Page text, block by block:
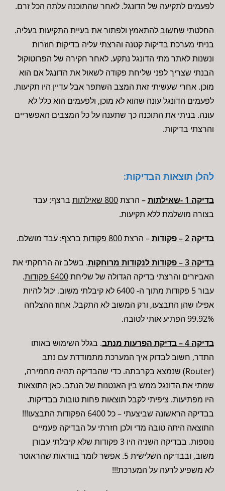
לפעמים לתקיעה של הדונגל. לאחר שהתוכנה עלתה הכל זרם.
החלטתי שחשוב להתאמץ ולפתור את בעיית התקיעות בעליה.
בניתי מערכת בדיקות קטנה והרצתי עליה בדיקות חוזרות
ונשנות לאתר מתי הדונגל נתקע. לאחר חקירה של הפרוטוקול
הבנתי שצריך לפני שליחת פקודה לשאול את הדונגל אם הוא
מוכן. אחרי שעשיתי זאת המצב השתפר אבל עדיין היו תקיעות.
לפעמים הדונגל עונה שהוא לא מוכן, ולפעמים הוא כלל לא
עונה. בניתי את התוכנה כך שתענה על כל המצבים האפשריים
והרצתי בדיקות.
להלן תוצאות הבדיקות:
בדיקה 1 -שאילתות – הרצת800 שאילתות
ברצף: עבד
בצורה מושלמת ללא תקיעות.
בדיקה 2 – פקודות – הרצת800 פקודות ברצף: עבד מושלם.
בדיקה 3 – פקודות לנקודות מרוחקות
. בשלב זה הרחקתי את
האביזרים והרצתי בדיקה הגדולה של שליחת6400 פקודות
.
עבור 5 פקודות מתוך ה- 6400 לא קיבלתי משוב. יכול להיות
אפילו שהן התבצעו, ורק המשוב לא התקבל. אחוז ההצלחה
99.92% הפתיע אותי לטובה.
בדיקה 4 – בדיקת הפרעות מנתב
. בגלל השימוש באותו
התדר, חשוב לבדוק איך המערכת מתמודדת עם נתב
(Router) שנמצא בקרבתה. כדי שהבדיקה תהיה מחמירה,
שמתי את הדונגל ממש בין האנטנות של הנתב. כאן התוצאות
היו מפתיעות. ציפיתי לקבל תוצאות פחות טובות בבדיקות.
בבדיקה הראשונה שביצעתי – כל 6400 הפקודות התבצעו!!!
התוצאה היתה טובה מדי ולכן חזרתי על הבדיקה פעמיים
נוספות. בבדיקה השניה היו 3 פקודות שלא קיבלתי עבורן
משוב, ובבדיקה השלישית 5. אפשר לומר בוודאות שהראוטר
לא משפיע לרעה על המערכת!!!